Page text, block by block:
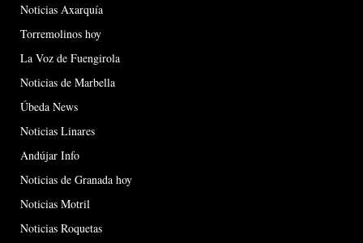
Noticias Axarquía
Torremolinos hoy
La Voz de Fuengirola
Noticias de Marbella
Úbeda News
Noticias Linares
Andújar Info
Noticias de Granada hoy
Noticias Motril
Noticias Roquetas